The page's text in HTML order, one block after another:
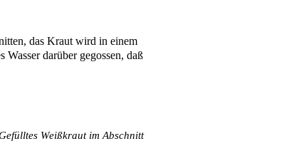
das Kraut wird in einem
darüber gegossen, daß
Weißkraut im Abschnitt